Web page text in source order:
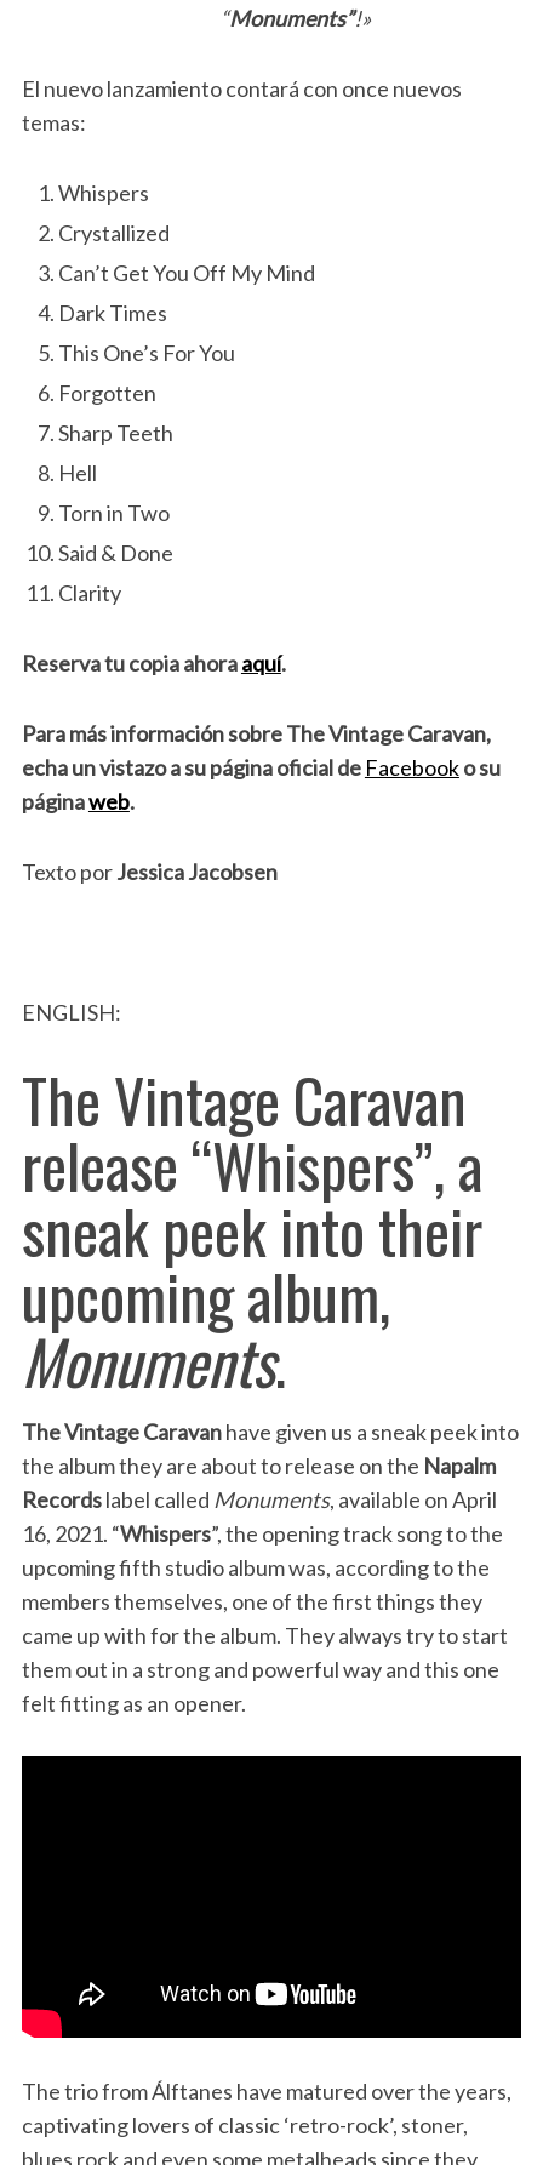
“Monuments”!»
El nuevo lanzamiento contará con once nuevos
temas:
Whispers
Crystallized
Can’t Get You Off My Mind
Dark Times
This One’s For You
Forgotten
Sharp Teeth
Hell
Torn in Two
Said & Done
Clarity
Reserva tu copia ahoraaquí.
Para más información sobreThe Vintage Caravan,
echa un vistazo a su página oficial de Facebooko su
páginaweb.
Texto porJessica Jacobsen
ENGLISH:
The Vintage Caravan
release “Whispers”, a
sneak peek into their
upcoming album,
Monuments.
The Vintage Caravanhave given us a sneak peek into
the album they are about to release on the Napalm
Recordslabel called Monuments, available on April
16, 2021. “Whispers”, the opening track song to the
upcoming fifth studio album was, according to the
members themselves, one of the first things they
came up with for the album. They always try to start
them out in a strong and powerful way and this one
felt fitting as an opener.
The trio from Álftanes have matured over the years,
captivating lovers of classic ‘retro-rock’, stoner,
blues rock and even some metalheads since they